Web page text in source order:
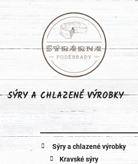
SÝRY A CHLAZENÉ VÝROBKY
P
Přeskočit
kategorie
K
Sýry a chlazené výrobky
Kravské sýry